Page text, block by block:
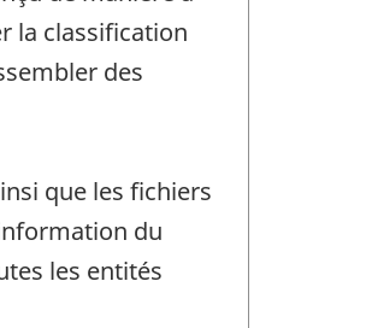
la classification
des
que les fichiers
du
les entités